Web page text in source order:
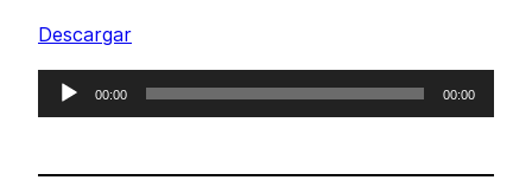
Descargar
Reproductor
de
00:00 00:00